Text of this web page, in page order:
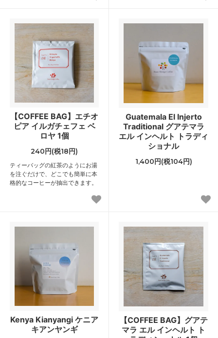
【COFFEE BAG】エチオ
ピア イルガチェフェ ベ
ロヤ 1個
240円(税18円)
ティーバッグの紅茶のようにお湯
を注ぐだけで、どこでも簡単に本
格的なコーヒーが抽出できます。
Guatemala El Injerto
Traditional グアテマラ
エル インヘルト トラディ
ショナル
1,400円(税104円)
Kenya Kianyangi ケニア
キアンヤンギ
【COFFEE BAG】グアテ
マラ エル インヘルト ト